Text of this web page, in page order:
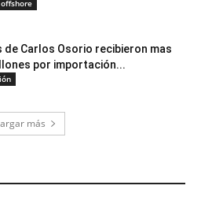
de Carlos Osorio recibieron mas
por importación...
más